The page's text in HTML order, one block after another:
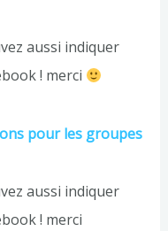
aussi indiquer
! merci
pour les groupes
aussi indiquer
! merci